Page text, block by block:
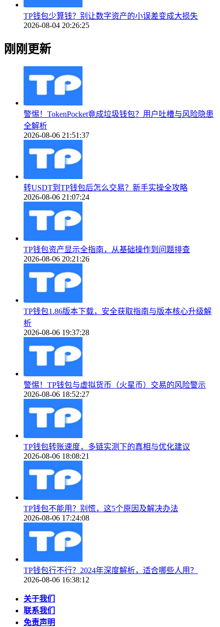
TP钱包少算钱？别让数字资产的小误差变成大损失
2026-08-04 20:26:25
刚刚更新
警惕！TokenPocket竟成垃圾钱包？用户吐槽与风险隐患
全解析
2026-08-06 21:51:37
转USDT到TP钱包后怎么交易？新手实操全攻略
2026-08-06 21:07:24
TP钱包资产显示全指南，从基础操作到问题排查
2026-08-06 20:21:26
TP钱包1.86版本下载，安全获取指南与版本核心升级解
析
2026-08-06 19:37:28
警惕！TP钱包与虚拟货币（火星币）交易的风险警示
2026-08-06 18:52:27
TP钱包转账速度，多链实测下的真相与优化建议
2026-08-06 18:08:21
TP钱包不能用？别慌，这5个原因及解决办法
2026-08-06 17:24:08
TP钱包行不行？2024年深度解析，适合哪些人用？
2026-08-06 16:38:12
关于我们
联系我们
免责声明